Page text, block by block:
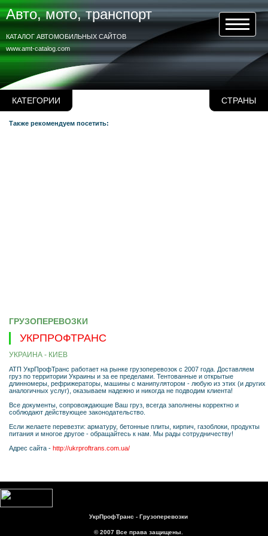
КАТЕГОРИИ СТРАНЫ
Авто, мото, транспорт
www.amt-catalog.com
КАТАЛОГ АВТОМОБИЛЬНЫХ САЙТОВ
Также рекомендуем посетить:
ГРУЗОПЕРЕВОЗКИ
УКРПРОФТРАНС
УКРАИНА - КИЕВ
АТП УкрПрофТранс работает на рынке грузоперевозок с 2007 года. Доставляем
груз по территории Украины и за ее пределами. Тентованные и открытые
длинномеры, рефрижераторы, машины с манипулятором - любую из этих (и других
аналогичных услуг), оказываем надежно и никогда не подводим клиента!
Все документы, сопровождающие Ваш груз, всегда заполнены корректно и
соблюдают действующее законодательство.
Если желаете перевезти: арматуру, бетонные плиты, кирпич, газоблоки, продукты
питания и многое другое - обращайтесь к нам. Мы рады сотрудничеству!
Адрес сайта - http://ukrproftrans.com.ua/
УкрПрофТранс - Грузоперевозки
© 2007 Все права защищены.